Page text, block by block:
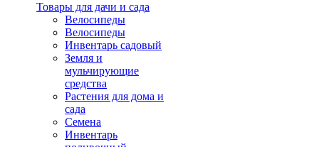
Товары для дачи и сада
Велосипеды
Велосипеды
Инвентарь садовый
Земля и
мульчирующие
средства
Растения для дома и
сада
Семена
Инвентарь